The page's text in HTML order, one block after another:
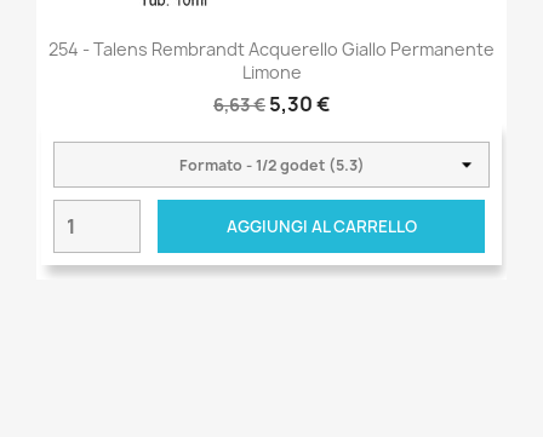
254 - Talens Rembrandt Acquerello Giallo Permanente
Limone
6,63 € 5,30 €
AGGIUNGI AL CARRELLO